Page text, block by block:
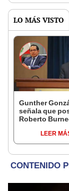
LO MÁS VISTO
Gunther
señala que
Roberto
Aliaga no
JNE
LEER